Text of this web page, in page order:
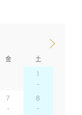
金 土
1
7 8